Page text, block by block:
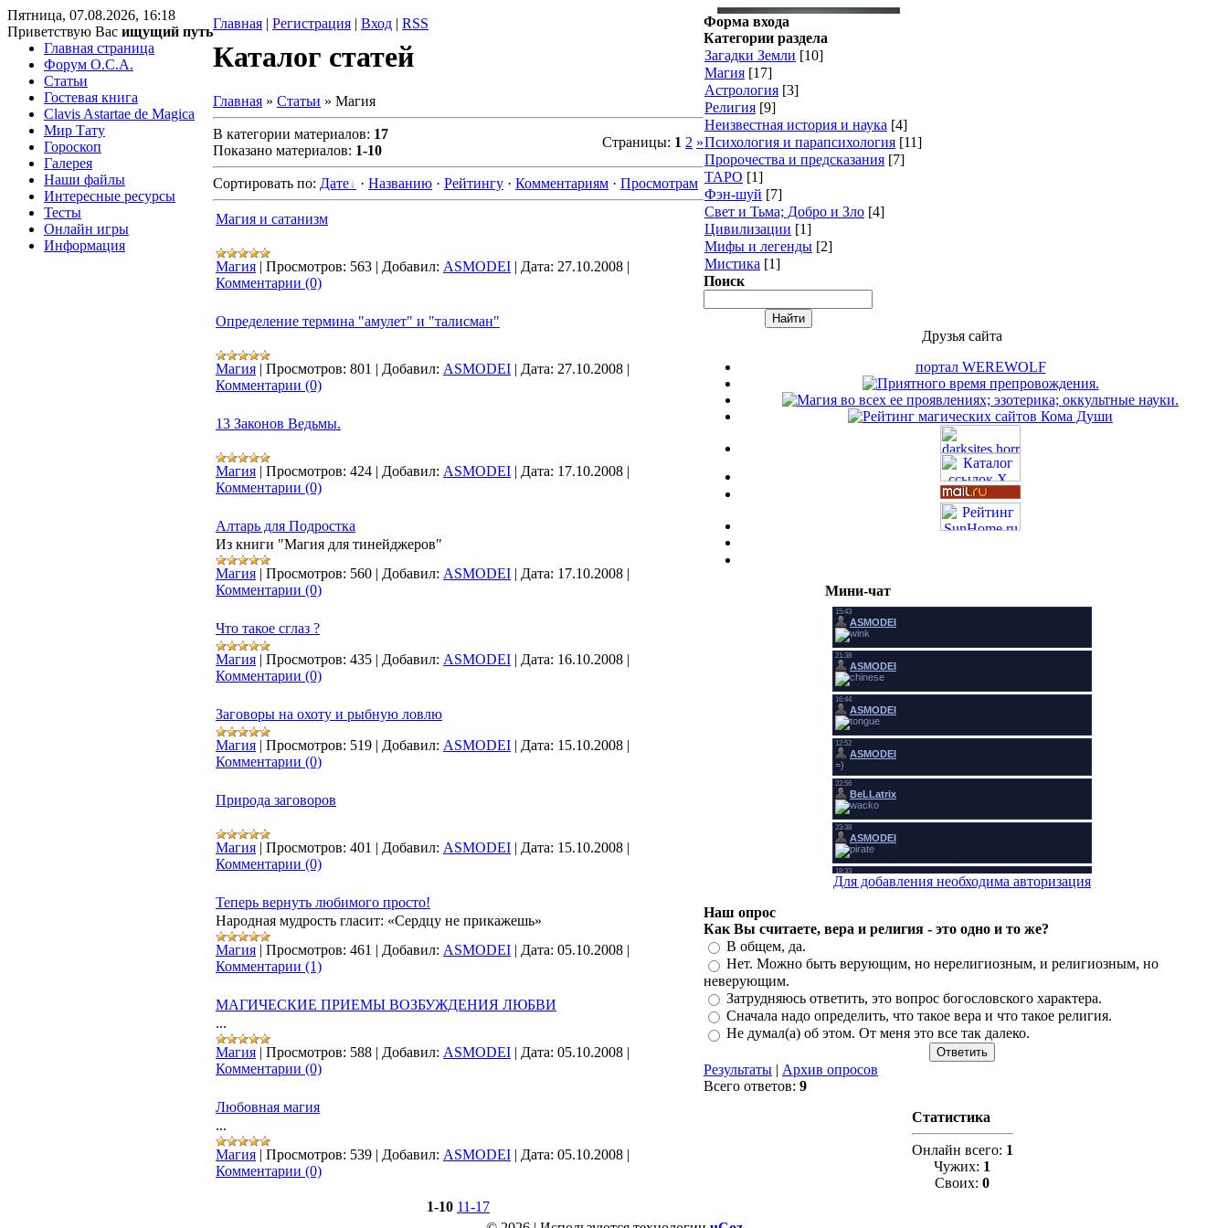
Пятница, 07.08.2026, 16:18
Приветствую Вас ищущий путь
Главная | Регистрация | Вход | RSS
Главная страница
Форум O.C.A.
Статьи
Гостевая книга
Clavis Astartae de Magica
Мир Тату
Гороскоп
Галерея
Наши файлы
Интересные ресурсы
Тесты
Онлайн игры
Информация
Каталог статей
Главная » Статьи » Магия
В категории материалов: 17
Показано материалов: 1-10
Страницы: 1 2 »
Сортировать по: Дате · Названию · Рейтингу · Комментариям · Просмотрам
Магия и сатанизм
Магия | Просмотров: 563 | Добавил: ASMODEI | Дата: 27.10.2008 |
Комментарии (0)
Определение термина "амулет" и "талисман"
Магия | Просмотров: 801 | Добавил: ASMODEI | Дата: 27.10.2008 |
Комментарии (0)
13 Законов Ведьмы.
Магия | Просмотров: 424 | Добавил: ASMODEI | Дата: 17.10.2008 |
Комментарии (0)
Алтарь для Подростка
Из книги "Магия для тинейджеров"
Магия | Просмотров: 560 | Добавил: ASMODEI | Дата: 17.10.2008 |
Комментарии (0)
Что такое сглаз ?
Магия | Просмотров: 435 | Добавил: ASMODEI | Дата: 16.10.2008 |
Комментарии (0)
Заговоры на охоту и рыбную ловлю
Магия | Просмотров: 519 | Добавил: ASMODEI | Дата: 15.10.2008 |
Комментарии (0)
Природа заговоров
Магия | Просмотров: 401 | Добавил: ASMODEI | Дата: 15.10.2008 |
Комментарии (0)
Теперь вернуть любимого просто!
Народная мудрость гласит: «Сердцу не прикажешь»
Магия | Просмотров: 461 | Добавил: ASMODEI | Дата: 05.10.2008 |
Комментарии (1)
МАГИЧЕСКИЕ ПРИЕМЫ ВОЗБУЖДЕНИЯ ЛЮБВИ
...
Магия | Просмотров: 588 | Добавил: ASMODEI | Дата: 05.10.2008 |
Комментарии (0)
Любовная магия
...
Магия | Просмотров: 539 | Добавил: ASMODEI | Дата: 05.10.2008 |
Комментарии (0)
1-10 11-17
Форма входа
Категории раздела
Загадки Земли [10]
Магия [17]
Астрология [3]
Религия [9]
Неизвестная история и наука [4]
Психология и парапсихология [11]
Пророчества и предсказания [7]
ТАРО [1]
Фэн-шуй [7]
Свет и Тьма; Добро и Зло [4]
Цивилизации [1]
Мифы и легенды [2]
Мистика [1]
Поиск
Друзья сайта
портал WEREWOLF
Мини-чат
Для добавления необходима авторизация
Наш опрос
Как Вы считаете, вера и религия - это одно и то же?
В общем, да.
Нет. Можно быть верующим, но нерелигиозным, и религиозным, но
неверующим.
Затрудняюсь ответить, это вопрос богословского характера.
Сначала надо определить, что такое вера и что такое религия.
Не думал(а) об этом. От меня это все так далеко.
Результаты | Архив опросов
Всего ответов: 9
Статистика
Онлайн всего: 1
Чужих: 1
Своих: 0